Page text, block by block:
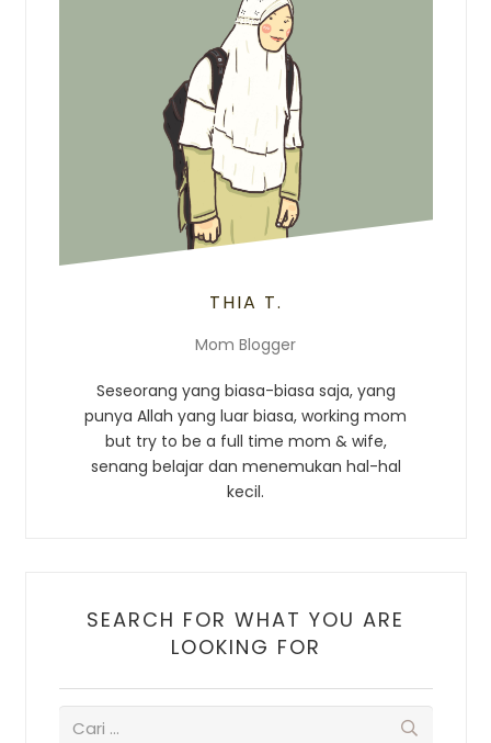
THIA T.
Mom Blogger
Seseorang yang biasa-biasa saja, yang
punya Allah yang luar biasa, working mom
but try to be a full time mom & wife,
senang belajar dan menemukan hal-hal
kecil.
SEARCH FOR WHAT YOU ARE
LOOKING FOR